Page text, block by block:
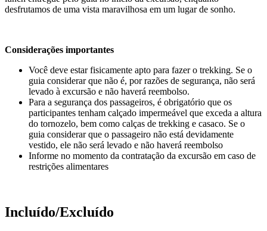
desfrutamos de uma vista maravilhosa em um lugar de sonho.
Considerações importantes
Você deve estar fisicamente apto para fazer o trekking. Se o
guia considerar que não é, por razões de segurança, não será
levado à excursão e não haverá reembolso.
Para a segurança dos passageiros, é obrigatório que os
participantes tenham calçado impermeável que exceda a altura
do tornozelo, bem como calças de trekking e casaco. Se o
guia considerar que o passageiro não está devidamente
vestido, ele não será levado e não haverá reembolso
Informe no momento da contratação da excursão em caso de
restrições alimentares
Incluído/Excluído